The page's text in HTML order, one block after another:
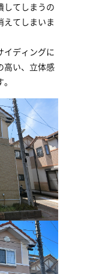
してしまうの
えてしまいま
イディングに
高い、立体感